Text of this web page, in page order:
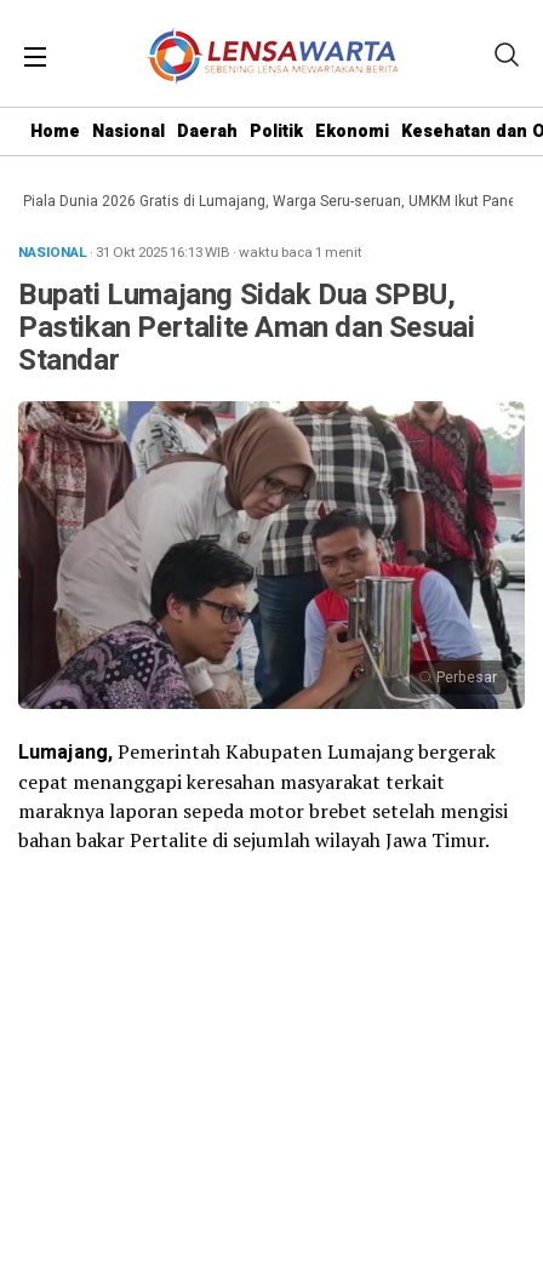
Home Nasional Daerah Politik Ekonomi Kesehatan dan
Dunia 2026 Gratis di Lumajang, Warga Seru-seruan, UMKM Ikut Panen
NASIONAL· 31 Okt 202516:13WIB ·waktu baca 1 menit
Bupati Lumajang Sidak Dua SPBU,
Pastikan Pertalite Aman dan Sesuai
Standar
Perbesar
Lumajang,Pemerintah Kabupaten Lumajang bergerak
cepat menanggapi keresahan masyarakat terkait
maraknya laporan sepeda motor brebet setelah mengisi
bahan bakar Pertalite di sejumlah wilayah Jawa Timur.